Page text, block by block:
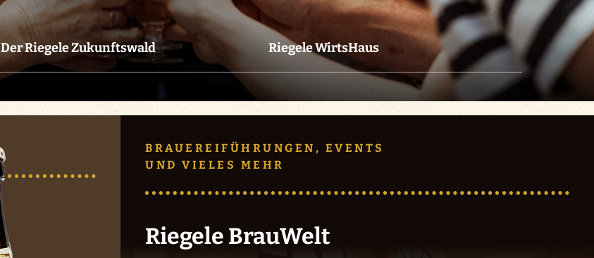
Der Riegele Zukunftswald Riegele WirtsHaus
BRAUEREIFÜHRUNGEN, EVENTS
UND VIELES MEHR
Riegele BrauWelt